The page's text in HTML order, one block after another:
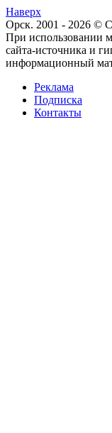
Наверх
Орск. 2001 - 2026 ©
При использовании
сайта-источника и
информационный
Реклама
Подписка
Контакты